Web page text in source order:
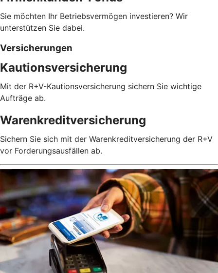
Sie möchten Ihr Betriebsvermögen investieren? Wir
unterstützen Sie dabei.
Versicherungen
Kautionsversicherung
Mit der R+V-Kautionsversicherung sichern Sie wichtige
Aufträge ab.
Warenkreditversicherung
Sichern Sie sich mit der Warenkreditversicherung der R+V
vor Forderungsausfällen ab.